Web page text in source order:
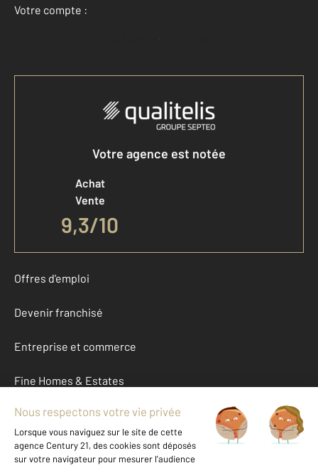
Votre compte :
Accéder à mon compte
Votre agence est notée
Achat
Vente
9,3/10
Offres d'emploi
Devenir franchisé
Entreprise et commerce
Fine Homes & Estates
À propos
International